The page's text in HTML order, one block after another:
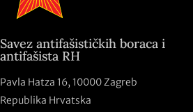
Savez antifašističkih boraca i
antifašista RH
Pavla Hatza 16, 10000 Zagreb
Republika Hrvatska